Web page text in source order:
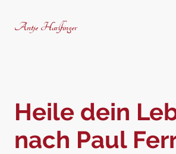
Antje Harlfinger
Heile dein
nach Paul